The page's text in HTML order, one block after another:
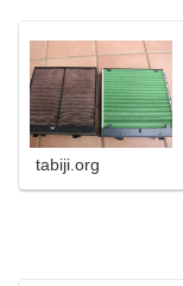
tabiji.org